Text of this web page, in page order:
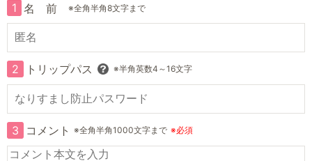
1 名 前 ※全角半角8文字まで
2 トリップパス ※半角英数4～16文字
3 コメント ※全角半角1000文字まで ※必須